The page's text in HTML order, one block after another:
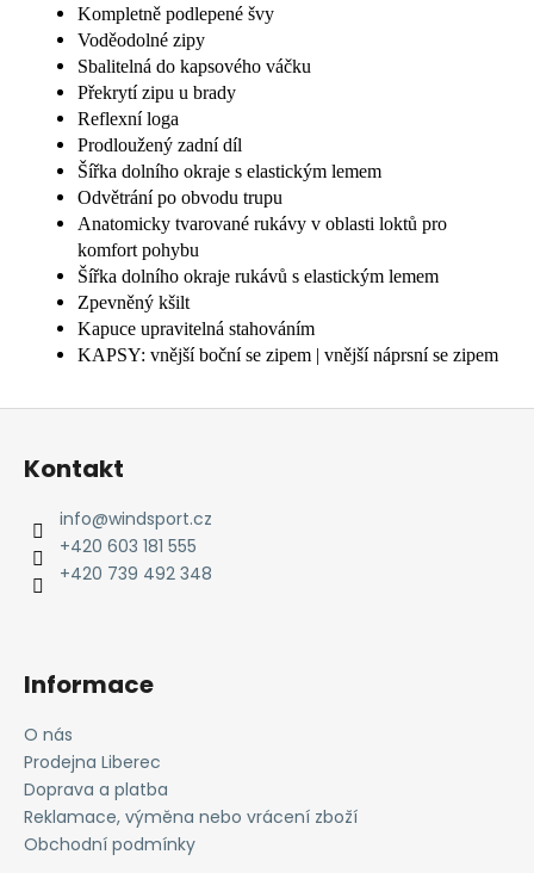
Kompletně podlepené švy
Voděodolné zipy
Sbalitelná do kapsového váčku
Překrytí zipu u brady
Reflexní loga
Prodloužený zadní díl
Šířka dolního okraje s elastickým lemem
Odvětrání po obvodu trupu
Anatomicky tvarované rukávy v oblasti loktů pro
komfort pohybu
Šířka dolního okraje rukávů s elastickým lemem
Zpevněný kšilt
Kapuce upravitelná stahováním
KAPSY: vnější boční se zipem | vnější náprsní se zipem
Z
Kontakt
info@windsport.cz
+420 603 181 555
+420 739 492 348
Informace
O nás
Prodejna Liberec
Doprava a platba
Reklamace, výměna nebo vrácení zboží
Obchodní podmínky